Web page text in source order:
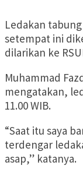
Ledakan
setempat ini
dilarikan ke
Muhammad
mengatakan,
11.00 WIB.
“Saat itu saya
terdengar
asap,” katanya.